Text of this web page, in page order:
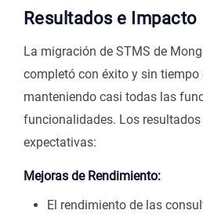
Resultados e Impacto
La migración de STMS de
completó con éxito y sin tiempo
manteniendo casi todas las
funcionalidades. Los
expectativas:
Mejoras de Rendimiento:
El rendimiento de las